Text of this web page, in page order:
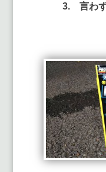
3. 言わず